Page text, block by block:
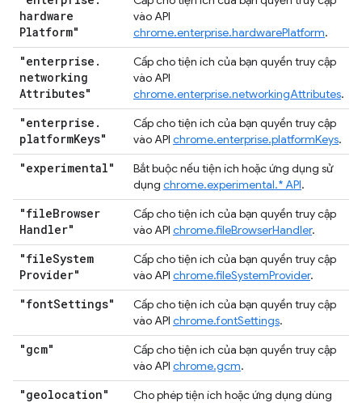
hardware
Platform"
vào API
chrome.enterprise.hardwarePlatform.
"enterprise .
networking
Attributes"
Cấp cho tiện ích của bạn quyền truy cập
vào API
chrome.enterprise.networkingAttributes.
"enterprise .
platformKeys"
Cấp cho tiện ích của bạn quyền truy cập
vào API chrome.enterprise.platformKeys.
"experimental"
Bắt buộc nếu tiện ích hoặc ứng dụng sử
dụng chrome.experimental.* API.
"fileBrowser
Handler"
Cấp cho tiện ích của bạn quyền truy cập
vào API chrome.fileBrowserHandler.
"fileSystem
Provider"
Cấp cho tiện ích của bạn quyền truy cập
vào API chrome.fileSystemProvider.
"fontSettings"
Cấp cho tiện ích của bạn quyền truy cập
vào API chrome.fontSettings.
"gcm"
Cấp cho tiện ích của bạn quyền truy cập
vào API chrome.gcm.
"geolocation"
Cho phép tiện ích hoặc ứng dụng dùng